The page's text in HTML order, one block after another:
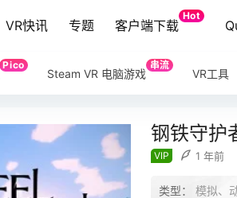
VR快讯 专题 客户端下载
Hot
Pico
Steam VR 电脑游戏
串流
VR工具
钢铁守护
VIP 1 年前
类型： 模拟、